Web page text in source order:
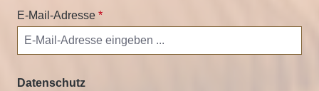
E-Mail-Adresse *
Datenschutz